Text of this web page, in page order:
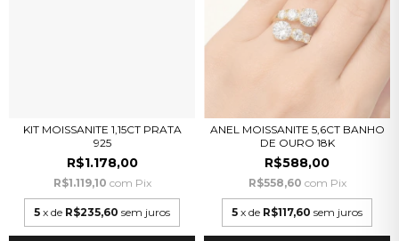
KIT MOISSANITE 1,15CT PRATA
925
R$1.178,00
R$1.119,10 com Pix
5 x de R$235,60 sem juros
ANEL MOISSANITE 5,6CT BANHO
DE OURO 18K
R$588,00
R$558,60 com Pix
5 x de R$117,60 sem juros